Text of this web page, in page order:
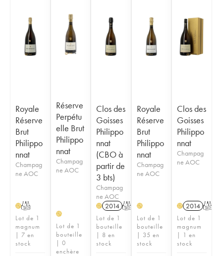
Royale
Réserve
Brut
Philippo
nnat
Champag
ne AOC
HT
Lot de 1
magnum
| 7 en
stock
Réserve
Perpétu
elle Brut
Philippo
nnat
Champag
ne AOC
H
Lot de 1
bouteille
| 0
enchère
Clos des
Goisses
Philippo
nnat
(CBO à
partir de
3 bts)
Champag
ne AOC
H 2014 T
Lot de 1
bouteille
| 8 en
stock
Royale
Réserve
Brut
Philippo
nnat
Champag
ne AOC
H
Lot de 1
bouteille
| 35 en
stock
Clos des
Goisses
Philippo
nnat
Champag
ne AOC
H 2014 T
Lot de 1
magnum
| 1 en
stock